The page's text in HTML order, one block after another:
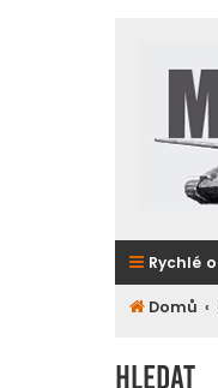
Rychlé
Domů
Hledat